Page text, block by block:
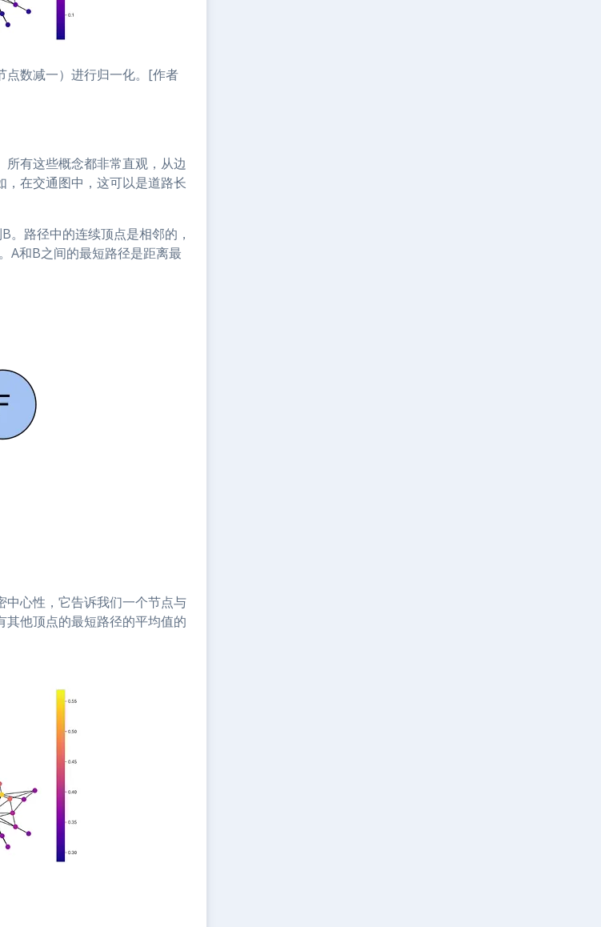
点数减一）进行归一化。[作者
有这些概念都非常直观，从边
在交通图中，这可以是道路长
。路径中的连续顶点是相邻的，
A和B之间的最短路径是距离最
中心性，它告诉我们一个节点与
他顶点的最短路径的平均值的